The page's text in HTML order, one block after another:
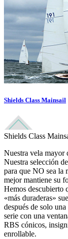
Shields Class Mainsail
Shields Class
Nuestra vela mayor
Nuestra selección
para que NO sea la
mejor mantiene su
Hemos descubierto
«más duraderas»
después de solo
serie con una
RBS cónicos,
enrollable.